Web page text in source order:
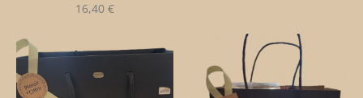
16,40 €